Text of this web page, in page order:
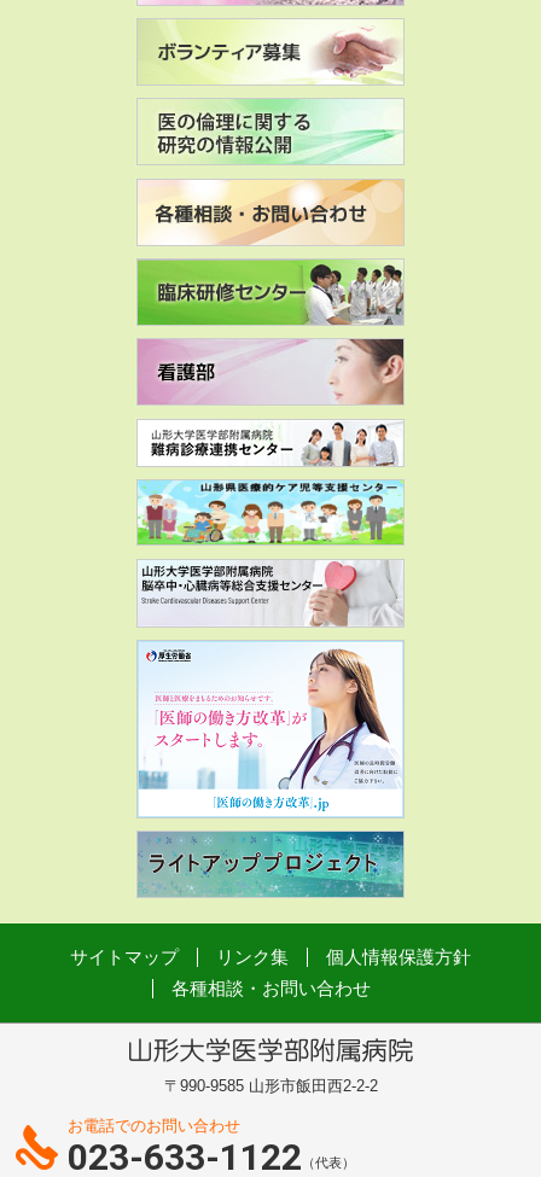
サイトマップ リンク集
個人情報保護方針
各種相談・お問い合わせ
〒990-9585 山形市飯田西2-2-2
お電話でのお問い合わせ
023-633-1122 （代表）